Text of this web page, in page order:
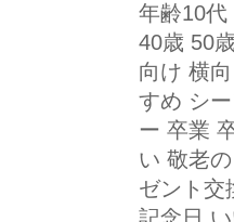
年齢10代
40歳 50
向け 横
すめ シ
ー 卒業
い 敬老
ゼント交